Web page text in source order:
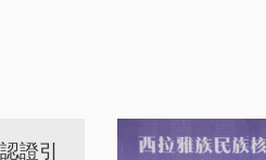
證引